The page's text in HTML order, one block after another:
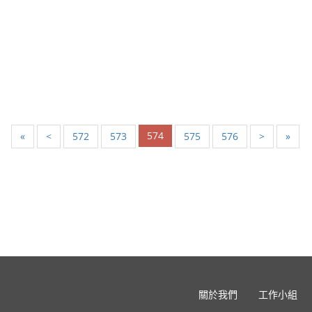
« < 572 573 574 575 576 > »
關於我們 工作小組